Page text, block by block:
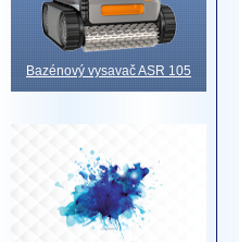
Bazénový vysavač ASR 105